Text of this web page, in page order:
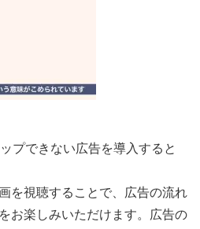
プできない広告を導入すると
を視聴することで、広告の流れ
お楽しみいただけます。広告の